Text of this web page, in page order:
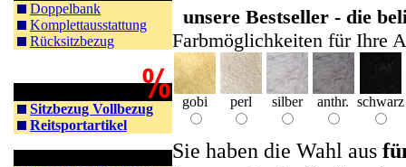
Doppelbank
Komplettausstattung
Rücksitzbezug
Sitzbezug Vollbezug
Reitsportartikel
unsere Bestseller - die
Farbmöglichkeiten für Ihre
gobi perl silber anthr. schwarz
Sie haben die Wahl aus